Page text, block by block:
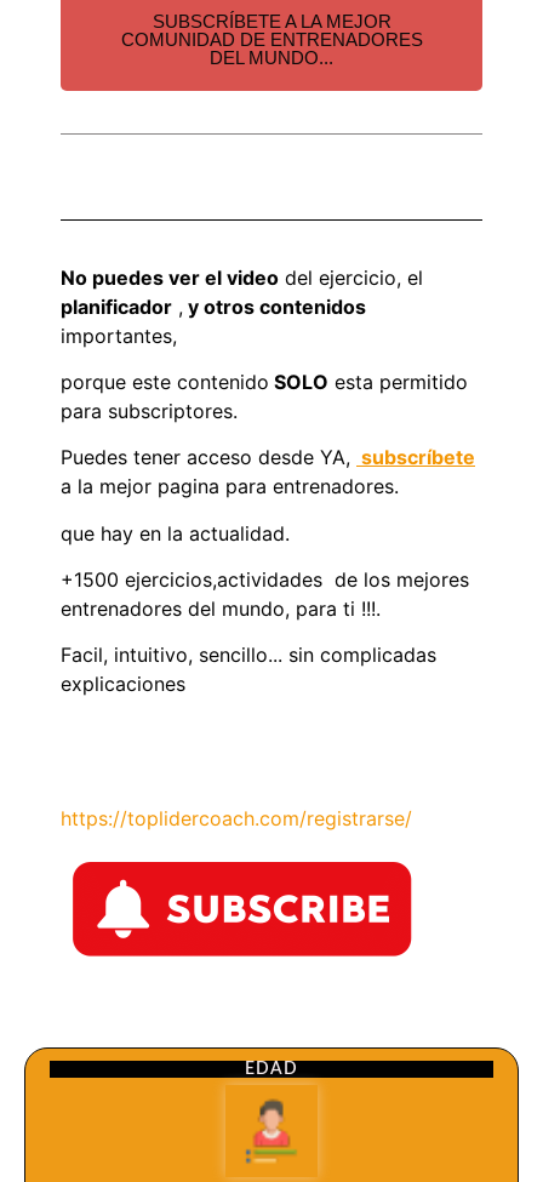
SUBSCRÍBETE A LA MEJOR
COMUNIDAD DE ENTRENADORES
DEL MUNDO...
No puedes ver el video del ejercicio, el
planificador , y otros contenidos
importantes,
porque este contenido SOLO esta permitido
para subscriptores.
Puedes tener acceso desde YA, subscríbete
a la mejor pagina para entrenadores.
que hay en la actualidad.
+1500 ejercicios,actividades de los mejores
entrenadores del mundo, para ti !!!.
Facil, intuitivo, sencillo... sin complicadas
explicaciones
https://toplidercoach.com/registrarse/
EDAD